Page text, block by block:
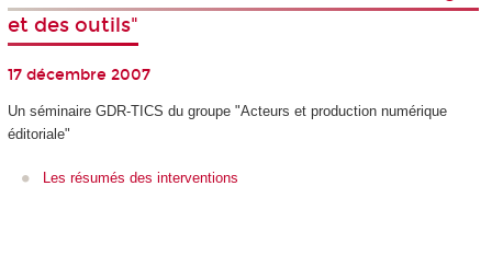
et des outils"
17 décembre 2007
Un séminaire GDR-TICS du groupe "Acteurs et production numérique
éditoriale"
Les résumés des interventions